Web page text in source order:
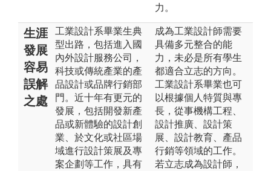
力。
生涯
發展
容易
誤解
之處
工業設計系畢業生典
型出路，包括進入國
內外設計服務公司，
科技或傳統產業的產
品設計或品牌行銷部
門。近十年有更元的
發展，包括開發新產
品或新體驗的設計創
業、於文化或社區場
域進行設計策展及專
案企劃等工作，具有
成為工業設計師需要
具備多元整合的能
力，未必是所有學生
都適合立志的方向。
工業設計系畢業也可
以根據個人特質與專
長，從事機構工程、
設計推廣、設計策
展、設計教育、產品
行銷等領域的工作。
若立志成為設計師，